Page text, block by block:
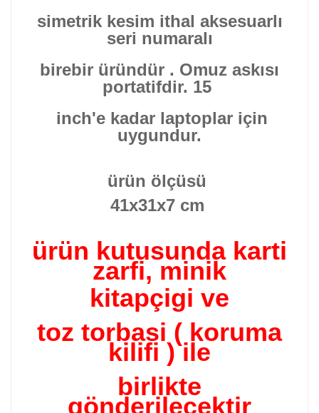
simetrik kesim ithal aksesuarlı
seri numaralı
birebir üründür . Omuz askısı
portatifdir. 15
inch'e kadar laptoplar için
uygundur.
ürün ölçüsü
41x31x7 cm
ürün kutusunda karti
zarfi, minik
kitapçigi ve
toz torbasi ( koruma
kilifi ) ile
birlikte
gönderilecektir